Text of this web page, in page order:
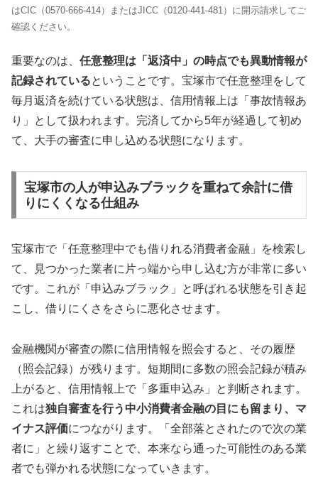
はCIC（0570-666-414）またはJICC（0120-441-481）に開示請求してご
確認ください。
重要なのは、 任意整理は「返済中」の時点でも異動情報が
記録されているということです。宝塚市で任意整理をして
毎月返済を続けている状態は、信用情報上は「事故情報あ
り」として扱われます。完済してから5年が経過して初め
て、大手の審査に申し込める状態になります。
宝塚市の人が申込みブラックを重ねて余計に借
りにくくなる仕組み
宝塚市で「任意整理中でも借りれる消費者金融」を検索し
て、見つかった業者に片っ端から申し込む方が非常に多い
です。これが「申込みブラック」と呼ばれる状態を引き起
こし、借りにくさをさらに悪化させます。
金融機関が審査の際に信用情報を照会すると、その履歴
（照会記録）が残ります。短期間に多数の照会記録が積み
上がると、信用情報上で「多重申込み」と判断されます。
これは独自審査を行う中小消費者金融の目にも留まり、マ
イナス評価につながります。「全部落とされたので次の業
者に」と繰り返すことで、本来なら通った可能性のある業
者でも弾かれる状態になっていきます。